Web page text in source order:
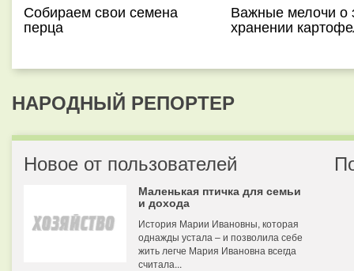
Собираем свои семена
перца
Важные мелочи о
хранении
НАРОДНЫЙ РЕПОРТЕР
Новое от пользователей
Маленькая птичка для семьи
и дохода
История Марии Ивановны, которая
однажды устала – и позволила себе
жить легче Мария Ивановна всегда
считала...